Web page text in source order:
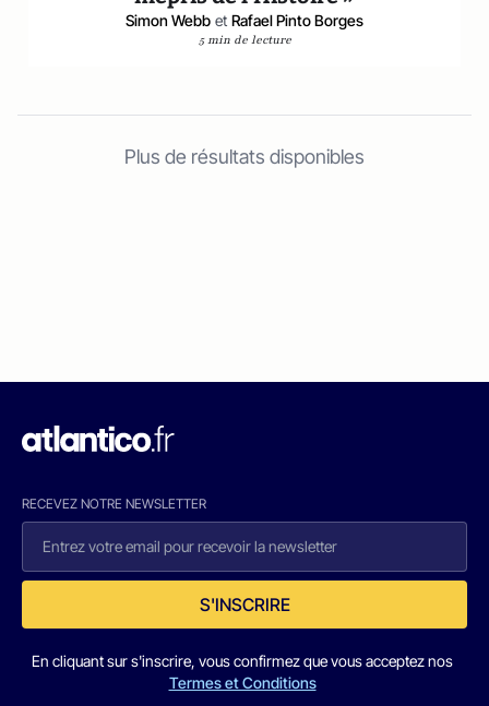
Simon Webb et Rafael Pinto Borges
5 min de lecture
Plus de résultats disponibles
RECEVEZ NOTRE NEWSLETTER
S'INSCRIRE
En cliquant sur s'inscrire, vous confirmez que vous acceptez nos
Termes et Conditions